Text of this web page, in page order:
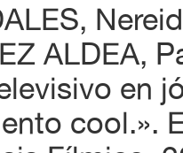
ALDEA,
en
cool.».